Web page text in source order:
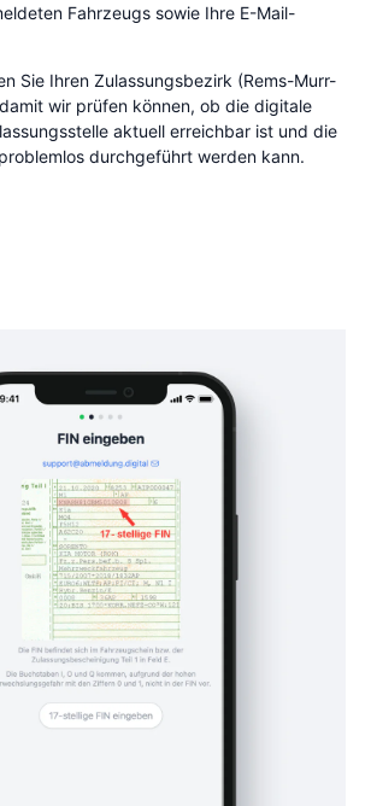
Fahrzeugs sowie Ihre E-Mail-
Sie Ihren Zulassungsbezirk (Rems-Murr-
wir prüfen können, ob die digitale
aktuell erreichbar ist und die
durchgeführt werden kann.